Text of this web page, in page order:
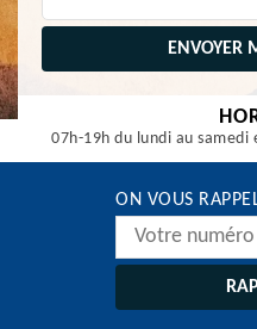
07h-19h du lundi au
ON VOUS